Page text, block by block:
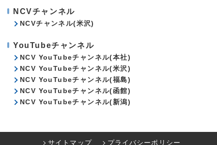
NCVチャンネル
NCVチャンネル(米沢)
YouTubeチャンネル
NCV YouTubeチャンネル(本社)
NCV YouTubeチャンネル(米沢)
NCV YouTubeチャンネル(福島)
NCV YouTubeチャンネル(函館)
NCV YouTubeチャンネル(新潟)
サイトマップ プライバシーポリシー